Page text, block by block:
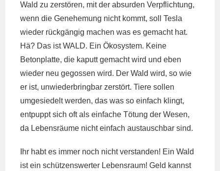
Wald zu zerstören, mit der absurden Verpflichtung,
wenn die Genehemung nicht kommt, soll Tesla
wieder rückgängig machen was es gemacht hat.
Hä? Das ist WALD. Ein Ökosystem. Keine
Betonplatte, die kaputt gemacht wird und eben
wieder neu gegossen wird. Der Wald wird, so wie
er ist, unwiederbringbar zerstört. Tiere sollen
umgesiedelt werden, das was so einfach klingt,
entpuppt sich oft als einfache Tötung der Wesen,
da Lebensräume nicht einfach austauschbar sind.
Ihr habt es immer noch nicht verstanden! Ein Wald
ist ein schützenswerter Lebensraum! Geld kannst